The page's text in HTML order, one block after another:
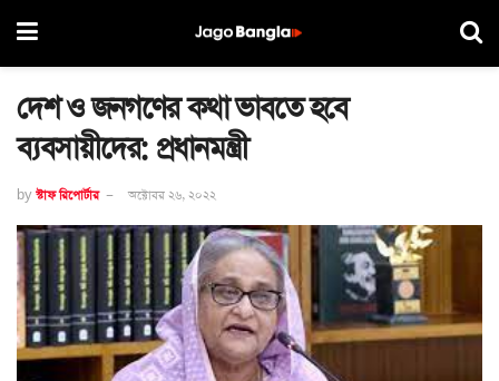
দেশ ও জনগণের কথা ভাবতে হবে
ব্যবসায়ীদের: প্রধানমন্ত্রী
by স্টাফ রিপোর্টার অক্টোবর ২৬, ২০২২